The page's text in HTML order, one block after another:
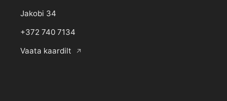
Jakobi 34
+372 740 7134
Vaata kaardilt